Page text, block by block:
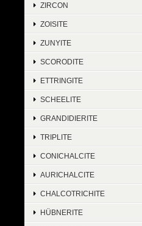
ZIRCON
ZOISITE
ZUNYITE
SCORODITE
ETTRINGITE
SCHEELITE
GRANDIDIERITE
TRIPLITE
CONICHALCITE
AURICHALCITE
CHALCOTRICHITE
HÜBNERITE